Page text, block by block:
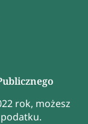
rok, możesz